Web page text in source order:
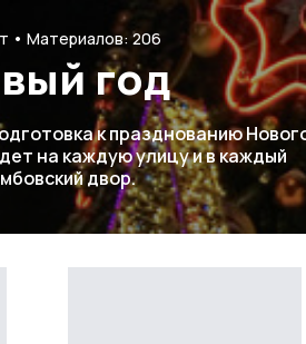
Материалов: 206
год
к празднованию
на каждую улицу и в каждый
двор.